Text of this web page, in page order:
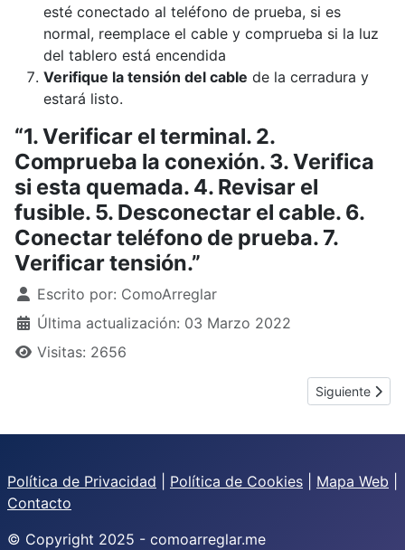
esté conectado al teléfono de prueba, si es
normal, reemplace el cable y comprueba si la luz
del tablero está encendida
Verifique la tensión del cable de la cerradura y
estará listo.
“1. Verificar el terminal. 2.
Comprueba la conexión. 3. Verifica
si esta quemada. 4. Revisar el
fusible. 5. Desconectar el cable. 6.
Conectar teléfono de prueba. 7.
Verificar tensión.”
Detalles
Escrito por: ComoArreglar
Última actualización: 03 Marzo 2022
Visitas: 2656
Artículo
Siguiente
Política de Privacidad Política de Cookies Mapa Web
Contacto
© Copyright 2025 - comoarreglar.me